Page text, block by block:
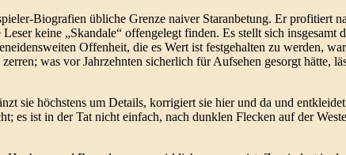
Biografien übliche Grenze naiver Staranbetung. Er profitiert
keine „Skandale“ offengelegt finden. Es stellt sich insgesamt
Offenheit, die es Wert ist festgehalten zu werden,
was vor Jahrzehnten sicherlich für Aufsehen gesorgt hätte,
sie höchstens um Details, korrigiert sie hier und da und
es ist in der Tat nicht einfach, nach dunklen Flecken auf der